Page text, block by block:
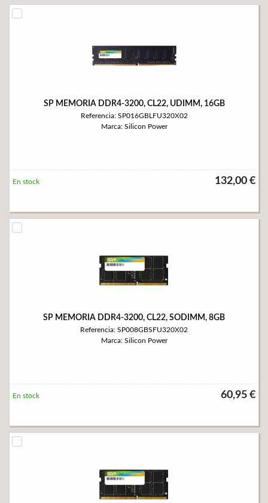
SP MEMORIA DDR4-3200, CL22, UDIMM, 16GB
Referencia: SP016GBLFU320X02
Marca: Silicon Power
132,00 €
En stock
SP MEMORIA DDR4-3200, CL22, SODIMM, 8GB
Referencia: SP008GBSFU320X02
Marca: Silicon Power
60,95 €
En stock